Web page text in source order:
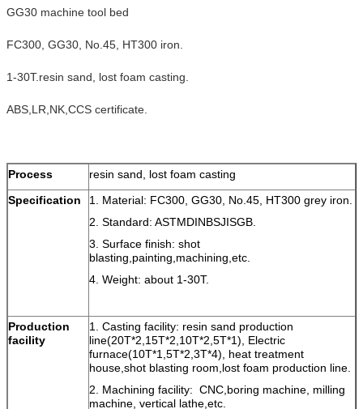
GG30 machine tool bed
FC300, GG30, No.45, HT300 iron.
1-30T.resin sand, lost foam casting.
ABS,LR,NK,CCS certificate.
Process
resin sand, lost foam casting
Specification
1. Material: FC300, GG30, No.45, HT300 grey iron.
2. Standard: ASTMDINBSJISGB.
3. Surface finish: shot
blasting,painting,machining,etc.
4. Weight: about 1-30T.
Production
facility
1. Casting facility: resin sand production
line(20T*2,15T*2,10T*2,5T*1), Electric
furnace(10T*1,5T*2,3T*4), heat treatment
house,shot blasting room,lost foam production line.
2. Machining facility: CNC,boring machine, milling
machine, vertical lathe,etc.